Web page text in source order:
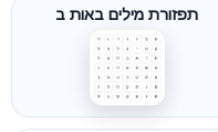
תפזורת מילים באות ב